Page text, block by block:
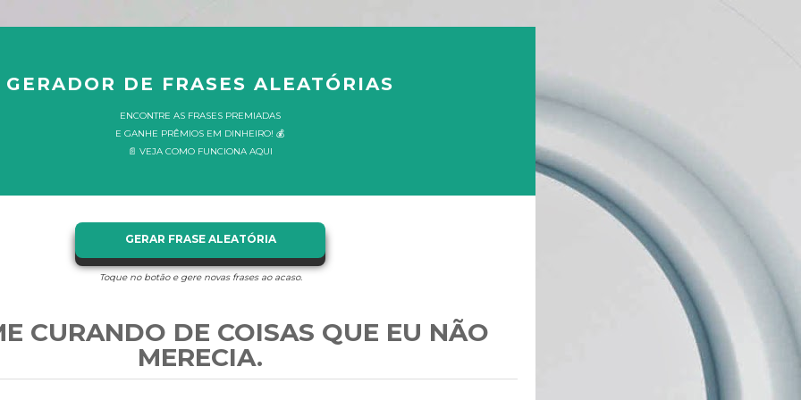
GERADOR DE FRASES ALEATÓRIAS
ENCONTRE AS FRASES PREMIADAS
E GANHE PRÊMIOS EM DINHEIRO! 💰
📄 VEJA COMO FUNCIONA AQUI
GERAR FRASE ALEATÓRIA
Toque no botão e gere novas frases ao acaso.
CURANDO DE COISAS QUE EU NÃO
MERECIA.